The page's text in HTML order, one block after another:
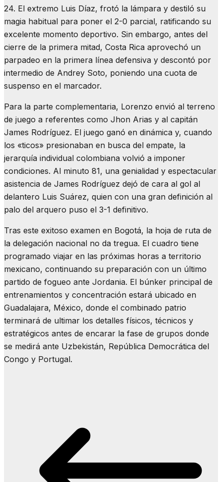
24. El extremo Luis Díaz, frotó la lámpara y destiló su
magia habitual para poner el 2-0 parcial, ratificando su
excelente momento deportivo. Sin embargo, antes del
cierre de la primera mitad, Costa Rica aprovechó un
parpadeo en la primera línea defensiva y descontó por
intermedio de Andrey Soto, poniendo una cuota de
suspenso en el marcador.
Para la parte complementaria, Lorenzo envió al terreno
de juego a referentes como Jhon Arias y al capitán
James Rodríguez. El juego ganó en dinámica y, cuando
los «ticos» presionaban en busca del empate, la
jerarquía individual colombiana volvió a imponer
condiciones. Al minuto 81, una genialidad y espectacular
asistencia de James Rodríguez dejó de cara al gol al
delantero Luis Suárez, quien con una gran definición al
palo del arquero puso el 3-1 definitivo.
Tras este exitoso examen en Bogotá, la hoja de ruta de
la delegación nacional no da tregua. El cuadro tiene
programado viajar en las próximas horas a territorio
mexicano, continuando su preparación con un último
partido de fogueo ante Jordania. El búnker principal de
entrenamientos y concentración estará ubicado en
Guadalajara, México, donde el combinado patrio
terminará de ultimar los detalles físicos, técnicos y
estratégicos antes de encarar la fase de grupos donde
se medirá ante Uzbekistán, República Democrática del
Congo y Portugal.